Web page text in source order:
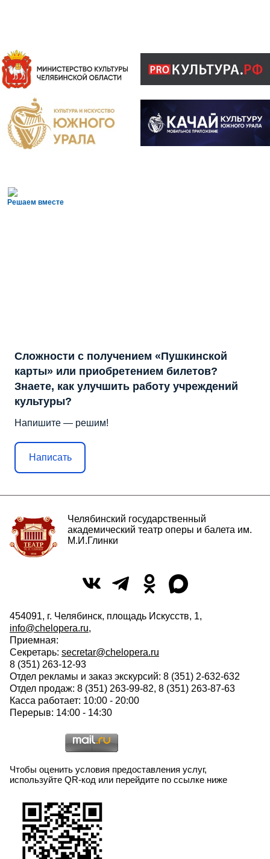
Решаем вместе
Сложности с получением «Пушкинской
карты» или приобретением билетов?
Знаете, как улучшить работу учреждений
культуры?
Напишите — решим!
Написать
Челябинский государственный
академический театр оперы и балета им.
М.И.Глинки
454091, г. Челябинск, площадь Искусств, 1,
info@chelopera.ru,
Приемная:
Секретарь: secretar@chelopera.ru
8 (351) 263-12-93
Отдел рекламы и заказ экскурсий: 8 (351) 2-632-632
Отдел продаж: 8 (351) 263-99-82, 8 (351) 263-87-63
Касса работает: 10:00 - 20:00
Перерыв: 14:00 - 14:30
Чтобы оценить условия предоставления услуг,
используйте QR-код или перейдите по ссылке ниже